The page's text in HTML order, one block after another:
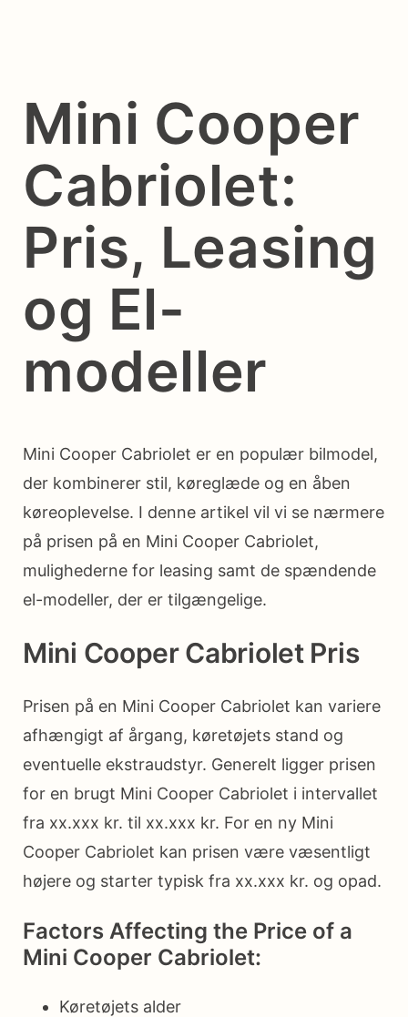
Mini Cooper
Cabriolet:
Pris, Leasing
og El-
modeller
Mini Cooper Cabriolet er en populær bilmodel,
der kombinerer stil, køreglæde og en åben
køreoplevelse. I denne artikel vil vi se nærmere
på prisen på en Mini Cooper Cabriolet,
mulighederne for leasing samt de spændende
el-modeller, der er tilgængelige.
Mini Cooper Cabriolet Pris
Prisen på en Mini Cooper Cabriolet kan variere
afhængigt af årgang, køretøjets stand og
eventuelle ekstraudstyr. Generelt ligger prisen
for en brugt Mini Cooper Cabriolet i intervallet
fra xx.xxx kr. til xx.xxx kr. For en ny Mini
Cooper Cabriolet kan prisen være væsentligt
højere og starter typisk fra xx.xxx kr. og opad.
Factors Affecting the Price of a
Mini Cooper Cabriolet:
Køretøjets alder